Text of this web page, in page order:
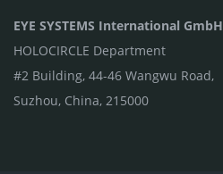
EYE SYSTEMS International GmbH
HOLOCIRCLE Department
#2 Building, 44-46 Wangwu Road,
Suzhou, China, 215000